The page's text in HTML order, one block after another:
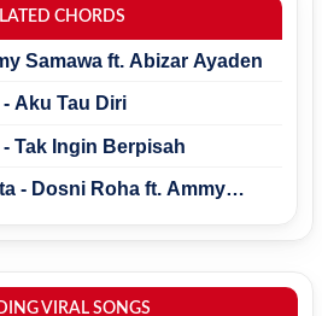
CHORDS
Samawa ft. Abizar Ayaden
Aku Tau Diri
Tak Ingin Berpisah
- Dosni Roha ft. Ammy
VIRAL SONGS